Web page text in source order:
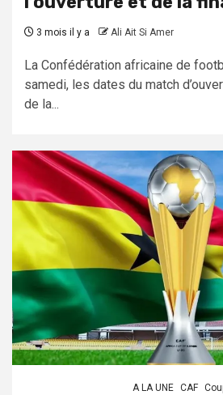
3 mois il y a Ali Ait Si Amer
La Confédération africaine de
samedi, les dates du match
de la...
A LA UNE CAF